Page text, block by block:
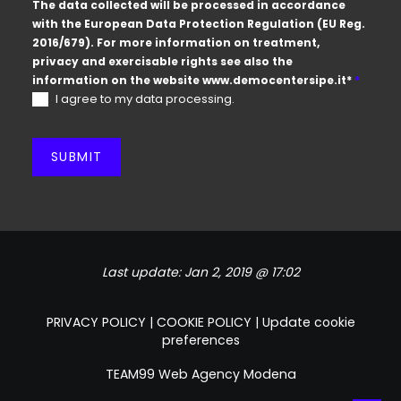
The data collected will be processed in accordance
with the European Data Protection Regulation (EU Reg.
2016/679). For more information on treatment,
privacy and exercisable rights see also the
information on the websitewww.democentersipe.it* *
I agree to my data processing.
SUBMIT
Last update: Jan 2, 2019 @ 17:02
PRIVACY POLICY | COOKIE POLICY | Update cookie
preferences
TEAM99 Web Agency Modena